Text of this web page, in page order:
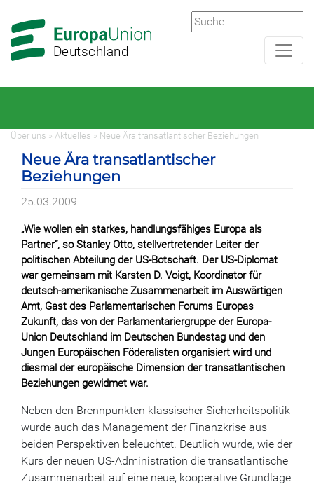
Hauptnavigation
Hauptbereich
Deutschland
Über uns » Aktuelles » Neue Ära transatlantischer Beziehungen
Neue Ära transatlantischer
Beziehungen
25.03.2009
„Wie wollen ein starkes, handlungsfähiges Europa als
Partner“, so Stanley Otto, stellvertretender Leiter der
politischen Abteilung der US-Botschaft. Der US-Diplomat
war gemeinsam mit Karsten D. Voigt, Koordinator für
deutsch-amerikanische Zusammenarbeit im Auswärtigen
Amt, Gast des Parlamentarischen Forums Europas
Zukunft, das von der Parlamentariergruppe der Europa-
Union Deutschland im Deutschen Bundestag und den
Jungen Europäischen Föderalisten organisiert wird und
diesmal der europäische Dimension der transatlantischen
Beziehungen gewidmet war.
Neben den Brennpunkten klassischer Sicherheitspolitik
wurde auch das Management der Finanzkrise aus
beiden Perspektiven beleuchtet. Deutlich wurde, wie der
Kurs der neuen US-Administration die transatlantische
Zusammenarbeit auf eine neue, kooperative Grundlage